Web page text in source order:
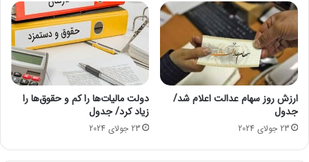
ا
ا
ت
م
ی‌
د
ا
ن
د
س
ی
د
ارزش روز سهام عدالت اعلام شد/
جدول
23 جولای 2024
دولت مالیات‌ها را کم و حقوق‌ها را
زیاد کرد/ جدول
23 جولای 2024